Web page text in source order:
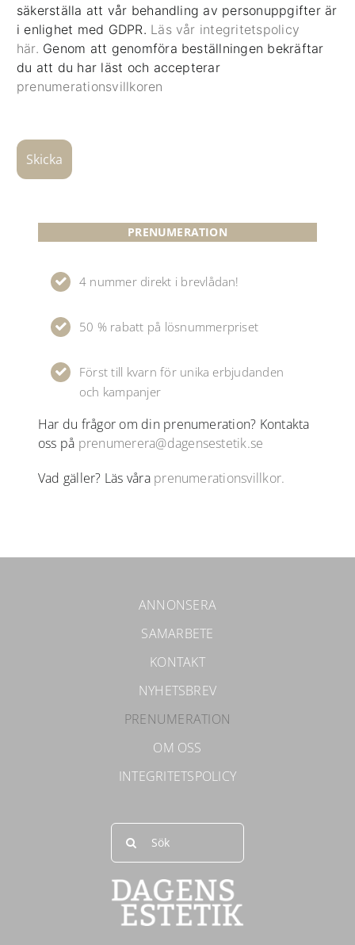
säkerställa att vår behandling av personuppgifter är
i enlighet med GDPR. Läs vår integritetspolicy
här. Genom att genomföra beställningen bekräftar
du att du har läst och accepterar
prenumerationsvillkoren
PRENUMERATION
4 nummer direkt i brevlådan!
50 % rabatt på lösnummerpriset
Först till kvarn för unika erbjudanden
och kampanjer
Har du frågor om din prenumeration? Kontakta
oss på prenumerera@dagensestetik.se
Vad gäller? Läs våra prenumerationsvillkor.
ANNONSERA
SAMARBETE
KONTAKT
NYHETSBREV
PRENUMERATION
OM OSS
INTEGRITETSPOLICY
Sök
efter: